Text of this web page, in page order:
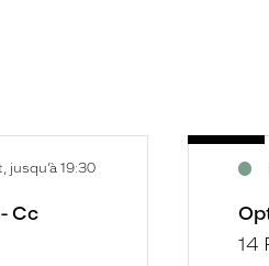
jusqu’à 19:30
Cc
Opticien
Caudry
Voir
14